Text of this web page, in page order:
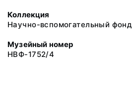
Коллекция
Научно-вспомогательный фонд
Музейный номер
НВФ-1752/4